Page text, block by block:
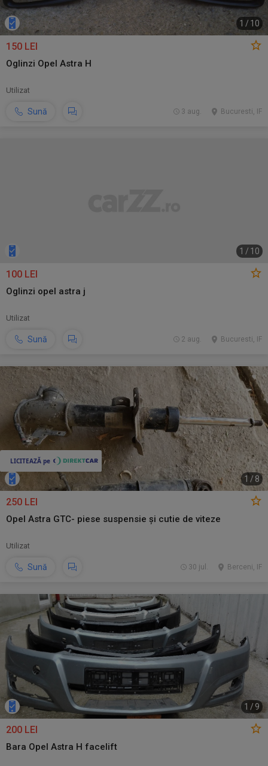
1 / 10
150 LEI
Oglinzi Opel Astra H
Utilizat
Sună Bucuresti, IF
3 aug.
1 / 10
100 LEI
Oglinzi opel astra j
Utilizat
Sună Bucuresti, IF
2 aug.
1 / 8
250 LEI
Opel Astra GTC- piese suspensie și cutie de viteze
Utilizat
Sună Berceni, IF
30 jul.
1 / 9
200 LEI
Bara Opel Astra H facelift